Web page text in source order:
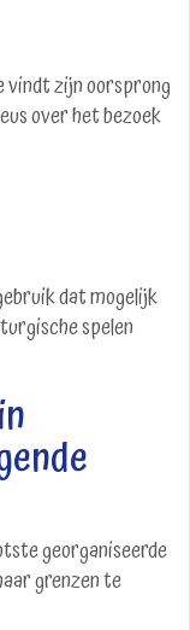
zijn oorsprong
over het bezoek
dat mogelijk
spelen
georganiseerde
grenzen te